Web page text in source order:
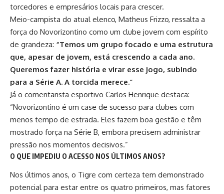
torcedores e empresários locais para crescer.
Meio-campista do atual elenco, Matheus Frizzo, ressalta a
força do Novorizontino como um clube jovem com espírito
de grandeza: “Temos um grupo focado e uma estrutura
que, apesar de jovem, está crescendo a cada ano.
Queremos fazer história e virar esse jogo, subindo
para a Série A. A torcida merece.”
Já o comentarista esportivo Carlos Henrique destaca:
“Novorizontino é um case de sucesso para clubes com
menos tempo de estrada. Eles fazem boa gestão e têm
mostrado força na Série B, embora precisem administrar
pressão nos momentos decisivos.”
O QUE IMPEDIU O ACESSO NOS ÚLTIMOS ANOS?
Nos últimos anos, o Tigre com certeza tem demonstrado
potencial para estar entre os quatro primeiros, mas fatores